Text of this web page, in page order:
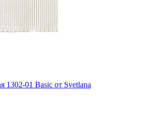
1302-01 Basic от Svetlana